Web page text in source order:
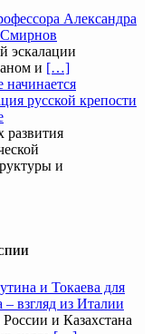
Александра
эскалации
и […]
русской крепости
развития
и
и Токаева для
взгляд из Италии
и Казахстана